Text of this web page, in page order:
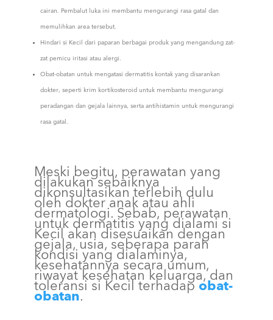
cairan. Pembalut luka ini membantu mengurangi rasa gatal dan
memulihkan area tersebut.
Hindari si Kecil dari paparan berbagai produk yang mengandung zat-
zat pemicu iritasi atau alergi.
Obat-obatan untuk mengatasi dermatitis kontak yang disarankan
dokter, seperti krim kortikosteroid untuk membantu mengurangi
peradangan dan gejala lainnya, serta antihistamin untuk mengurangi
rasa gatal.
Meski begitu, perawatan yang
dilakukan sebaiknya
dikonsultasikan terlebih dulu
oleh dokter anak atau ahli
dermatologi. Sebab, perawatan
untuk dermatitis yang dialami si
Kecil akan disesuaikan dengan
gejala, usia, seberapa parah
kondisi yang dialaminya,
kesehatannya secara umum,
riwayat kesehatan keluarga, dan
toleransi si Kecil terhadap obat-
obatan.